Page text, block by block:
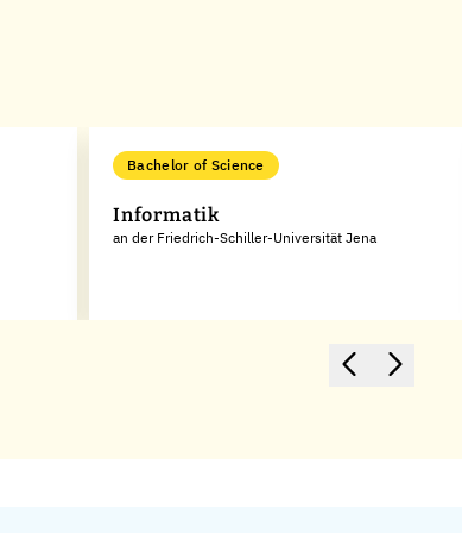
Bachelor of Science
Informatik
an der Friedrich-Schiller-Universität Jena